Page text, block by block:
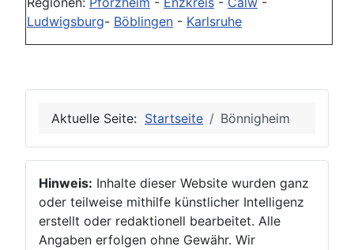
Ludwigsburg- Böblingen - Karlsruhe
Aktuelle Seite: Startseite Bönnigheim
Hinweis: Inhalte dieser Website wurden ganz
oder teilweise mithilfe künstlicher Intelligenz
erstellt oder redaktionell bearbeitet. Alle
Angaben erfolgen ohne Gewähr. Wir